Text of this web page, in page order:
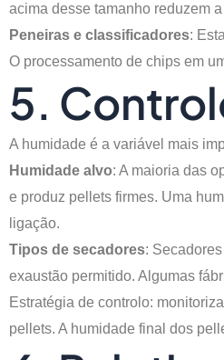
acima desse tamanho reduzem
Peneiras e classificadores:
O processamento de chips em
5.
A humidade é a variável mais
Humidade alvo: A maioria das
e produz pellets firmes. Uma
ligação.
Tipos de secadores:
exaustão permitido. Algumas
Estratégia de controlo:
pellets. A humidade final dos